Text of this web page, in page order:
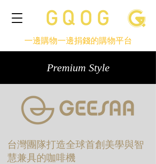
一邊購物一邊捐錢的購物平台
Premium Style
台灣團隊打造全球首創美學與智
慧兼具的咖啡機